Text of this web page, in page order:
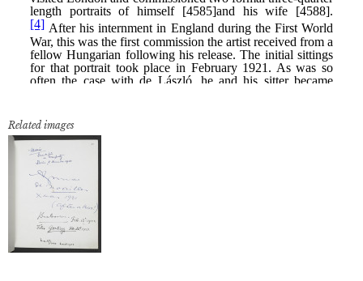
Related images